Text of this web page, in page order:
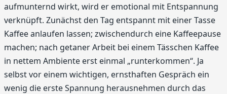
aufmunternd wirkt, wird er emotional mit Entspannung
verknüpft. Zunächst den Tag entspannt mit einer Tasse
Kaffee anlaufen lassen; zwischendurch eine Kaffeepause
machen; nach getaner Arbeit bei einem Tässchen Kaffee
in nettem Ambiente erst einmal „runterkommen“. Ja
selbst vor einem wichtigen, ernsthaften Gespräch ein
wenig die erste Spannung herausnehmen durch das